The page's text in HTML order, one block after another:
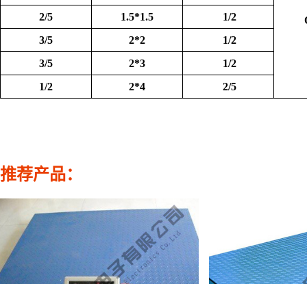
2/5
1.5*1.5
1/2
3/5
2*2
1/2
3/5
2*3
1/2
1/2
2*4 2/5
推荐产品：